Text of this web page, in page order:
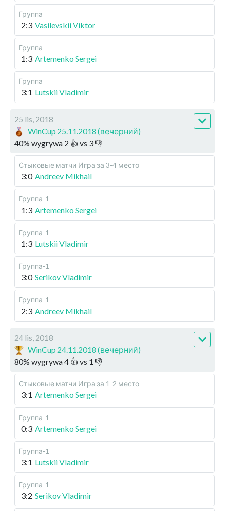
Группа
2:3 Vasilevskii Viktor
Группа
1:3 Artemenko Sergei
Группа
3:1 Lutskii Vladimir
25 lis, 2018
WinCup 25.11.2018 (вечерний)
40% wygrywa 2 👍 vs 3👎
Стыковые матчи Игра за 3-4 место
3:0 Andreev Mikhail
Группа-1
1:3 Artemenko Sergei
Группа-1
1:3 Lutskii Vladimir
Группа-1
3:0 Serikov Vladimir
Группа-1
2:3 Andreev Mikhail
24 lis, 2018
WinCup 24.11.2018 (вечерний)
80% wygrywa4 👍 vs 1 👎
Стыковые матчи Игра за 1-2 место
3:1 Artemenko Sergei
Группа-1
0:3 Artemenko Sergei
Группа-1
3:1 Lutskii Vladimir
Группа-1
3:2 Serikov Vladimir